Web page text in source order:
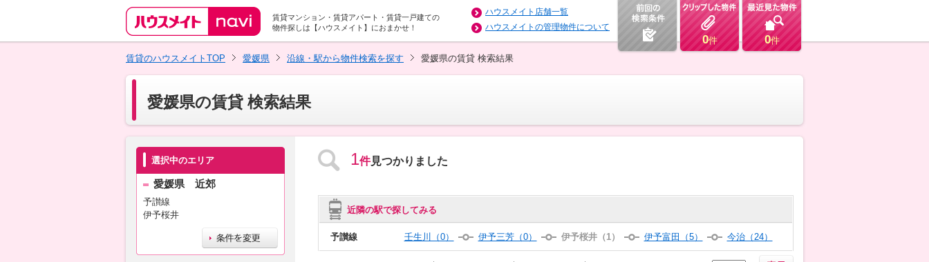
賃貸マンション・賃貸アパート・賃貸一戸建ての
物件探しは【ハウスメイト】におまかせ！
ハウスメイト店舗一覧
ハウスメイトの管理物件について
0件 0件
賃貸のハウスメイトTOP
愛媛県 沿線・駅から物件検索を探す 愛媛県の賃貸 検索結果
愛媛県の賃貸 検索結果
選択中のエリア
愛媛県 近郊
予讃線
伊予桜井
1件見つかりました
近隣の駅で探してみる
予讃線 壬生川（0） 伊予三芳（0） 伊予桜井（1） 伊予富田（5） 今治（24）